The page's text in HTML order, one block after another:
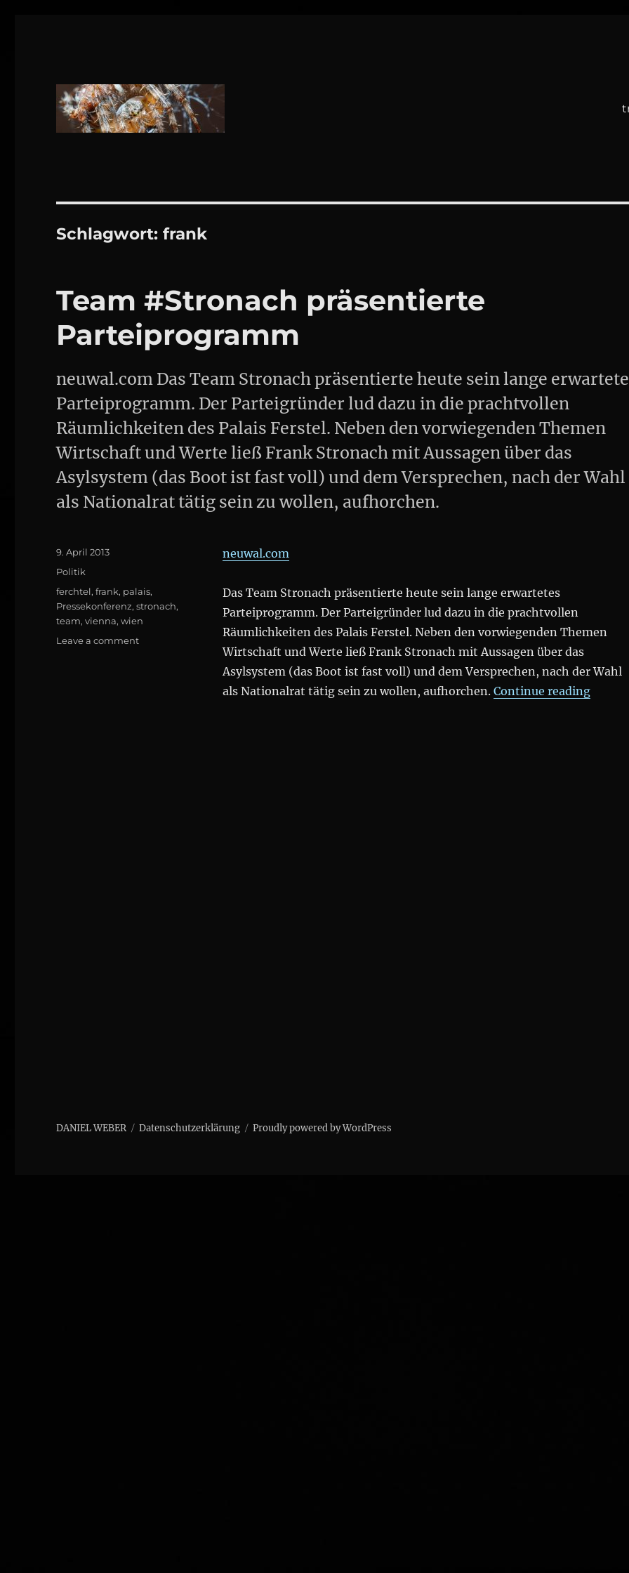
Schlagwort:frank
Team #Stronach präsentierte
Parteiprogramm
neuwal.com Das Team Stronach präsentierte heute sein lange
Parteiprogramm. Der Parteigründer lud dazu in die prachtvollen
Räumlichkeiten des Palais Ferstel. Neben den vorwiegenden Themen
Wirtschaft und Werte ließ Frank Stronach mit Aussagen über das
Asylsystem (das Boot ist fast voll) und dem Versprechen, nach der Wahl
als Nationalrat tätig sein zu wollen, aufhorchen.
neuwal.com
Das Team Stronach präsentierte heute sein lange erwartetes
Parteiprogramm. Der Parteigründer lud dazu in die prachtvollen
Räumlichkeiten des Palais Ferstel. Neben den vorwiegenden Themen
Wirtschaft und Werte ließ Frank Stronach mit Aussagen über das
Asylsystem (das Boot ist fast voll) und dem Versprechen, nach der Wahl
als Nationalrat tätig sein zu wollen, aufhorchen. Continue reading
Posted
9. April 2013
Categories
Politik
Tags
ferchtel,frank, palais,
Pressekonferenz,stronach,
team,vienna,wien
Leave a commenton
DANIEL WEBER Datenschutzerklärung Proudly powered by WordPress